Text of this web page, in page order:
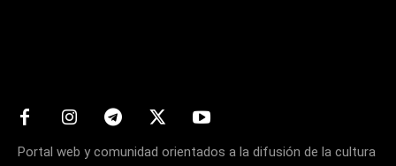
Portal web y comunidad orientados a la difusión de la cultura